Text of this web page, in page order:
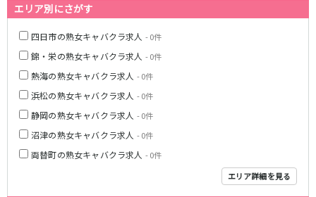
エリア別にさがす
四日市の熟女キャバクラ求人 - 0件
錦・栄の熟女キャバクラ求人 - 0件
熱海の熟女キャバクラ求人 - 0件
浜松の熟女キャバクラ求人 - 0件
静岡の熟女キャバクラ求人 - 0件
沼津の熟女キャバクラ求人 - 0件
両替町の熟女キャバクラ求人 - 0件
エリア詳細を見る